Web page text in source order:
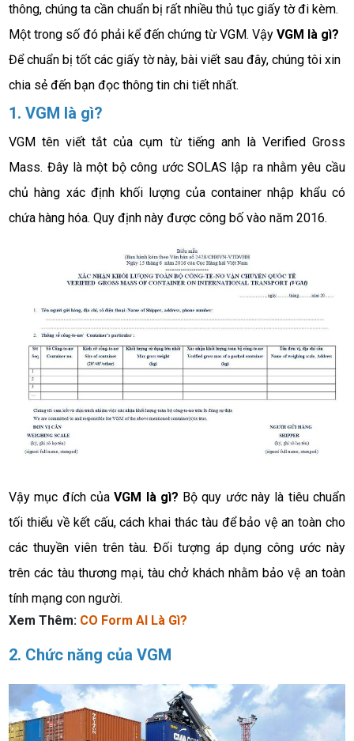
thông, chúng ta cần chuẩn bị rất nhiều thủ tục giấy tờ đi kèm.
Một trong số đó phải kể đến chứng từ VGM. Vậy
Để chuẩn bị tốt các giấy tờ này, bài viết sau đây, chúng tôi xin
chia sẻ đến bạn đọc thông tin chi tiết nhất.
1. VGM là gì?
VGM tên viết tắt của cụm từ tiếng anh là Verified Gross
Mass. Đây là một bộ công ước SOLAS lập ra nhằm yêu cầu
chủ hàng xác định khối lượng của container nhập khẩu có
chứa hàng hóa. Quy định này được công bố vào năm 2016.
Vậy mục đích của VGM là gì? Bộ quy ước này là tiêu chuẩn
tối thiểu về kết cấu, cách khai thác tàu để bảo vệ an toàn cho
các thuyền viên trên tàu. Đối tượng áp dụng công ước này
trên các tàu thương mại, tàu chở khách nhằm bảo vệ an toàn
tính mạng con người.
Xem Thêm: CO Form AI Là Gì?
2. Chức năng của VGM